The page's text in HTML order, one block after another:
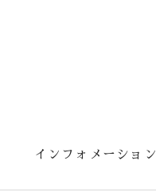
インフォメーション